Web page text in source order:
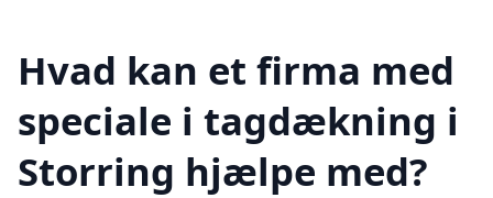
Hvad kan et firma med
speciale i tagdækning i
Storring hjælpe med?